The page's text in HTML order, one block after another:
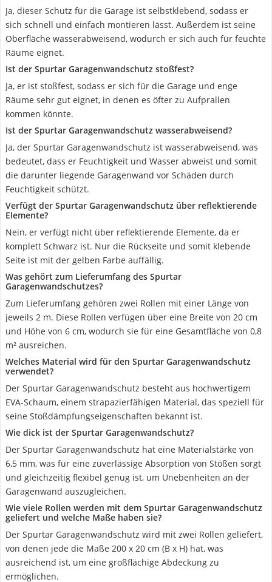
Ja, dieser Schutz für die Garage ist selbstklebend, sodass er
sich schnell und einfach montieren lässt. Außerdem ist seine
Oberfläche wasserabweisend, wodurch er sich auch für feuchte
Räume eignet.
Ist der Spurtar Garagenwandschutz stoßfest?
Ja, er ist stoßfest, sodass er sich für die Garage und enge
Räume sehr gut eignet, in denen es öfter zu Aufprallen
kommen könnte.
Ist der Spurtar Garagenwandschutz wasserabweisend?
Ja, der Spurtar Garagenwandschutz ist wasserabweisend, was
bedeutet, dass er Feuchtigkeit und Wasser abweist und somit
die darunter liegende Garagenwand vor Schäden durch
Feuchtigkeit schützt.
Verfügt der Spurtar Garagenwandschutz über reflektierende
Elemente?
Nein, er verfügt nicht über reflektierende Elemente, da er
komplett Schwarz ist. Nur die Rückseite und somit klebende
Seite ist mit der gelben Farbe auffällig.
Was gehört zum Lieferumfang des Spurtar
Garagenwandschutzes?
Zum Lieferumfang gehören zwei Rollen mit einer Länge von
jeweils 2 m. Diese Rollen verfügen über eine Breite von 20 cm
und Höhe von 6 cm, wodurch sie für eine Gesamtfläche von 0,8
m² ausreichen.
Welches Material wird für den Spurtar Garagenwandschutz
verwendet?
Der Spurtar Garagenwandschutz besteht aus hochwertigem
EVA-Schaum, einem strapazierfähigen Material, das speziell für
seine Stoßdämpfungseigenschaften bekannt ist.
Wie dick ist der Spurtar Garagenwandschutz?
Der Spurtar Garagenwandschutz hat eine Materialstärke von
6,5 mm, was für eine zuverlässige Absorption von Stößen sorgt
und gleichzeitig flexibel genug ist, um Unebenheiten an der
Garagenwand auszugleichen.
Wie viele Rollen werden mit dem Spurtar Garagenwandschutz
geliefert und welche Maße haben sie?
Der Spurtar Garagenwandschutz wird mit zwei Rollen geliefert,
von denen jede die Maße 200 x 20 cm (B x H) hat, was
ausreichend ist, um eine großflächige Abdeckung zu
ermöglichen.